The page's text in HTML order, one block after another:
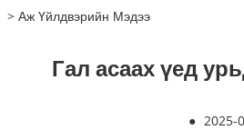
> Аж Үйлдвэрийн Мэдээ
Гал асаах үед
● 2025-